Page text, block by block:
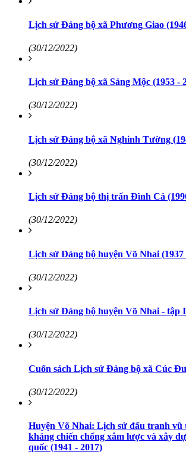
Lịch sử Đảng bộ xã Phương Giao
(30/12/2022)
Lịch sử Đảng bộ xã Sảng Mộc (1953 -
(30/12/2022)
Lịch sử Đảng bộ xã Nghinh Tường
(30/12/2022)
Lịch sử Đảng bộ thị trấn Đình Cả
(30/12/2022)
Lịch sử Đảng bộ huyện Võ Nhai (1937
(30/12/2022)
Lịch sử Đảng bộ huyện Võ Nhai - tập
(30/12/2022)
Cuốn sách Lịch sử Đảng bộ xã Cúc
(30/12/2022)
Huyện Võ Nhai: Lịch sử đấu tranh vũ
kháng chiến chống xâm lược và xây
quốc (1941 - 2017)